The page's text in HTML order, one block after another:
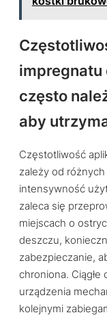
impregnatu
często
aby
Częstotliwość
zależy od
intensywność
zaleca się
miejscach o
deszczu,
zabezpieczanie,
chroniona.
urządzenia
kolejnymi